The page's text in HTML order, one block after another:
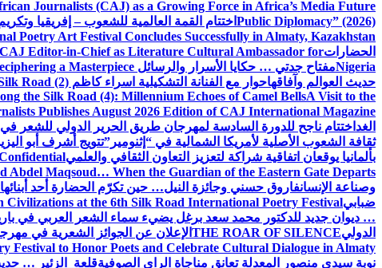
Journalists (CAJ) as a Growing Force in Africa’s Media Future
Public Diplomacy” (2026) اختتام القمة العالمية للشعوب – إفريقيا
Poetry Art Festival Concludes Successfully in Almaty, Kazakhstan
الحضاراتEditor-in-Chief as Literature Cultural Ambassador for
Nigeriaمفتاح جدتي … حكايا الأسرار والرسائل a Masterpiece
حديث العوالم وآفاقهاحوار مع الفنانة التشكيلية اسراء كاظم Road (2)
the Silk Road (4): Millennium Echoes of Camel BellsA Visit to the
Publishes August 2026 Edition of CAJ International Magazine
الغد اختتام ناجح للدورة السادسة لمهرجان طريق الحرير الدولي للشعر في
ثقافة الشعوب الأصلية لأمريكا الشمالية في “إثنومير”تتويج أشرف أبو
بألمانيا يوقعان اتفاقية شراكة لتعزيز التعاون الثقافي والعلمي
Abdel Maqsoud… When the Guardian of the Eastern Gate Departs
وصناعة الإنسانفاروق حسني وجائزة النيل… حين تكرّم الحضارة أحد أبنائها
ضبابيCivilizations at the 6th Silk Road International Poetry Festival
… ديوان جديد للدكتور محمد سعد برغل يضيء سماء الشعر العربي في
الدوليTHE ROAR OF SILENCE الإعلان عن الجوائز الشعرية في
Festival to Honor Poets and Celebrate Cultural Dialogue in Almaty
نوبة سيدي منصور المعدلة تعانق مناجاة الراي الصوفيةقلعة الزئير …